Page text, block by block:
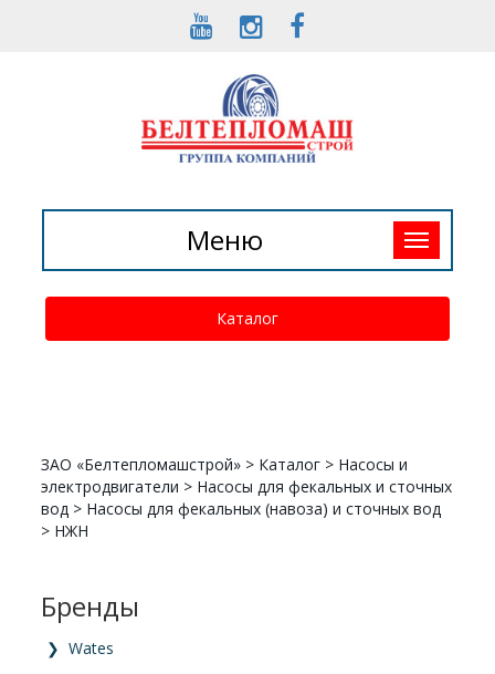
Toggle
navigation
Меню
Каталог
ЗАО «Белтепломашстрой» > Каталог > Насосы и
электродвигатели > Насосы для фекальных и сточных
вод > Насосы для фекальных (навоза) и сточных вод
> НЖН
Бренды
❯ Wates